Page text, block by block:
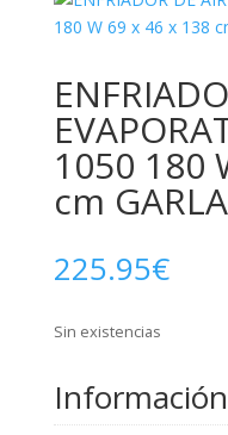
1050 180
cm
225.95€
Sin existencias